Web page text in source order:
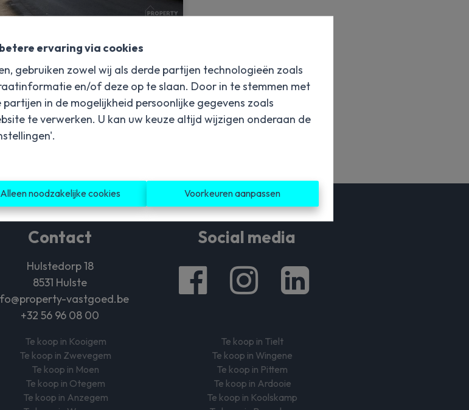
ervaring via cookies
gebruiken zowel wij als derde partijen technologieën zoals
en/of deze op te slaan. Door in te stemmen met
in de mogelijkheid persoonlijke gegevens zoals
te verwerken. U kan uw keuze altijd wijzigen onderaan de
Alleen noodzakelijke cookies Voorkeuren aanpassen
31, 8500 Kortrijk |Ref: 3853
Contact
Hulstedorp 18
8531 Hulste
vastgoed.be
+32 56 96 08 00
Social media
Te koop in Kooigem
Te koop in Zwevegem
Te koop in Moen
Te koop in Otegem
Te koop in Anzegem
Te koop in Tielt
Te koop in Wingene
Te koop in Pittem
Te koop in Ardooie
Te koop in Koolskamp